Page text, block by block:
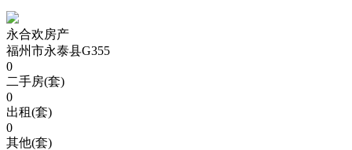
永合欢房产
福州市永泰县G355
0
二手房(套)
0
出租(套)
0
其他(套)